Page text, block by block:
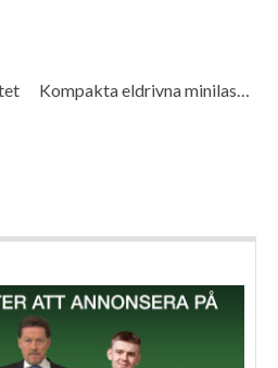
Kompakta eldrivna minilastare för många miljöer